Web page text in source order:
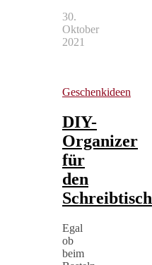
30.
Oktober
2021
Geschenkideen
DIY-
Organizer
für
den
Schreibtisch
Egal
ob
beim